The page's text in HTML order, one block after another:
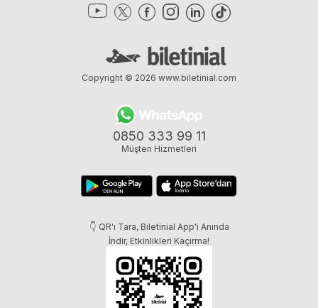
0850 333 99 11
Müşteri Hizmetleri
👇 QR'ı Tara, Biletinial App'i Anında
İndir, Etkinlikleri Kaçırma!
Copyright © 2026 www.biletinial.com